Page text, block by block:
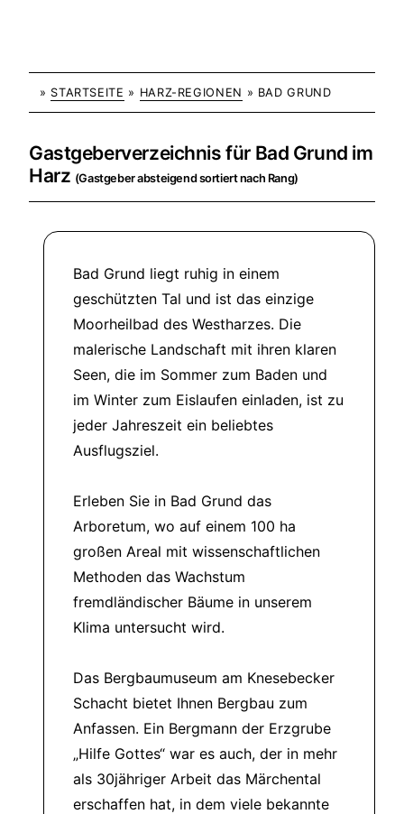
» STARTSEITE » HARZ-REGIONEN » BAD GRUND
Gastgeberverzeichnis für Bad Grund im
Harz (Gastgeber absteigend sortiert nach Rang)
Bad Grund liegt ruhig in einem
geschützten Tal und ist das einzige
Moorheilbad des Westharzes. Die
malerische Landschaft mit ihren klaren
Seen, die im Sommer zum Baden und
im Winter zum Eislaufen einladen, ist zu
jeder Jahreszeit ein beliebtes
Ausflugsziel.
Erleben Sie in Bad Grund das
Arboretum, wo auf einem 100 ha
großen Areal mit wissenschaftlichen
Methoden das Wachstum
fremdländischer Bäume in unserem
Klima untersucht wird.
Das Bergbaumuseum am Knesebecker
Schacht bietet Ihnen Bergbau zum
Anfassen. Ein Bergmann der Erzgrube
Hilfe Gottes war es auch, der in mehr
als 30jähriger Arbeit das Märchental
erschaffen hat, in dem viele bekannte